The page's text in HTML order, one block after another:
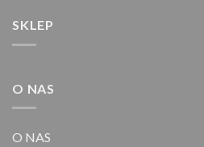
na
SKLEP
O NAS
O NAS